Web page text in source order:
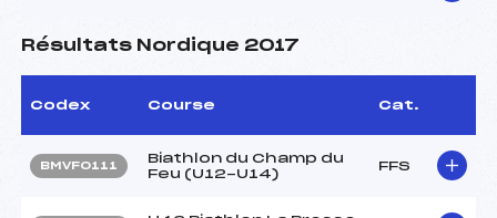
Résultats Nordique 2017
Codex Course Cat.
BMVF0111
Biathlon du Champ du
Feu (U12-U14)
FFS